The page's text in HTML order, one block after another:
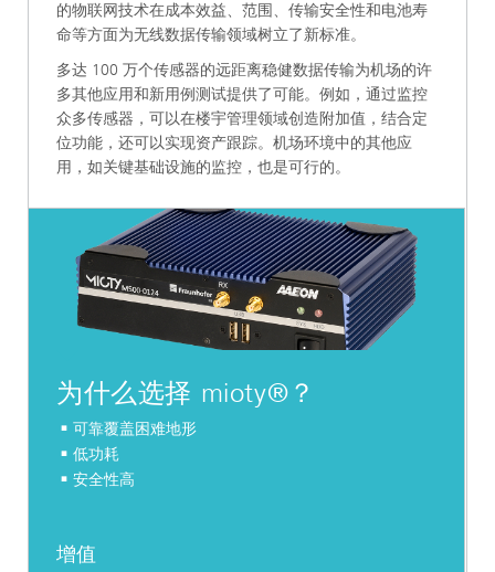
的物联网技术在成本效益、范围、传输安全性和电池寿
命等方面为无线数据传输领域树立了新标准。
多达 100 万个传感器的远距离稳健数据传输为机场的许
多其他应用和新用例测试提供了可能。例如，通过监控
众多传感器，可以在楼宇管理领域创造附加值，结合定
位功能，还可以实现资产跟踪。机场环境中的其他应
用，如关键基础设施的监控，也是可行的。
为什么选择 mioty®？
可靠覆盖困难地形
低功耗
安全性高
增值